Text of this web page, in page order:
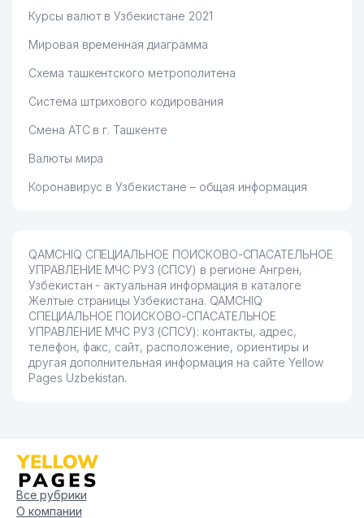
Курсы валют в Узбекистане 2021
Мировая временная диаграмма
Схема ташкентского метрополитена
Система штрихового кодирования
Смена АТС в г. Ташкенте
Валюты мира
Коронавирус в Узбекистане – общая информация
QAMCHIQ СПЕЦИАЛЬНОЕ ПОИСКОВО-СПАСАТЕЛЬНОЕ
УПРАВЛЕНИЕ МЧС РУЗ (СПСУ) в регионе Ангрен,
Узбекистан - актуальная информация в каталоге
Желтые страницы Узбекистана. QAMCHIQ
СПЕЦИАЛЬНОЕ ПОИСКОВО-СПАСАТЕЛЬНОЕ
УПРАВЛЕНИЕ МЧС РУЗ (СПСУ): контакты, адрес,
телефон, факс, сайт, расположение, ориентиры и
другая дополнительная информация на сайте Yellow
Pages Uzbekistan.
Все рубрики
О компании